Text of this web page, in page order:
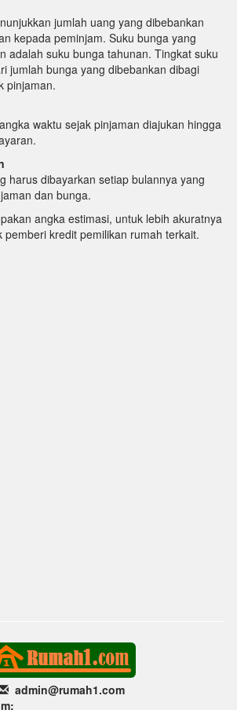
jumlah uang yang dibebankan
kepada peminjam. Suku bunga yang
adalah suku bunga tahunan. Tingkat suku
jumlah bunga yang dibebankan dibagi
pinjaman.
waktu sejak pinjaman diajukan hingga
harus dibayarkan setiap bulannya yang
dan bunga.
angka estimasi, untuk lebih akuratnya
pemberi kredit pemilikan rumah terkait.
admin@rumah1.com